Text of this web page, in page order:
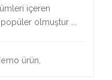
içeren
popüler olmuştur ...
ürün